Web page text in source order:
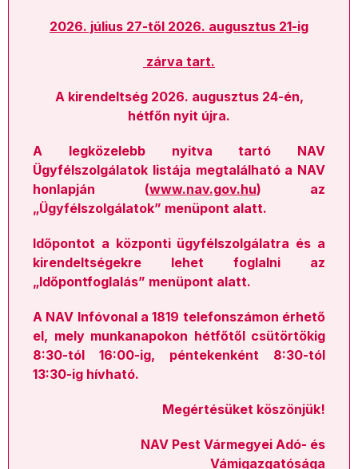
2026. július 27-től 2026. augusztus 21-ig
zárva tart.
A kirendeltség 2026. augusztus 24-én,
hétfőn nyit újra.
A legközelebb nyitva tartó NAV
Ügyfélszolgálatok listája megtalálható a NAV
honlapján (www.nav.gov.hu) az
„Ügyfélszolgálatok” menüpont alatt.
Időpontot a központi ügyfélszolgálatra és a
kirendeltségekre lehet foglalni az
„Időpontfoglalás” menüpont alatt.
A NAV Infóvonal a 1819 telefonszámon érhető
el, mely munkanapokon hétfőtől csütörtökig
8:30-tól 16:00-ig, péntekenként 8:30-tól
13:30-ig hívható.
Megértésüket köszönjük!
NAV Pest Vármegyei Adó- és
Vámigazgatósága